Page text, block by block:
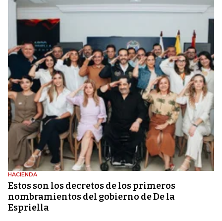
HACIENDA
Estos son los decretos de los primeros
nombramientos del gobierno de De la
Espriella